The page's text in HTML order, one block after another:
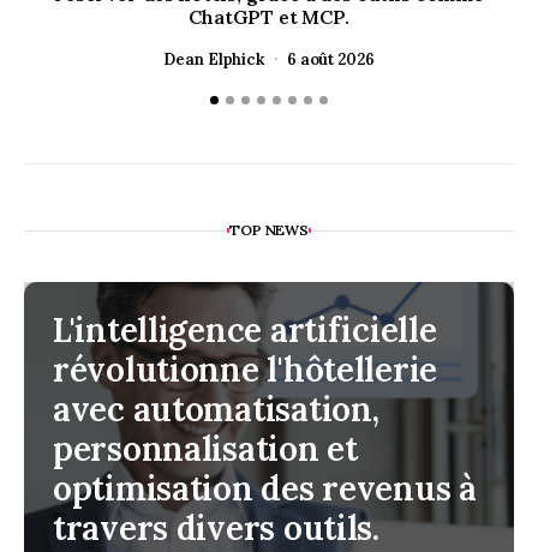
ChatGPT et MCP.
Dean Elphick 6 août 2026
TOP NEWS
L'intelligence artificielle
révolutionne l'hôtellerie
avec automatisation,
personnalisation et
optimisation des revenus à
travers divers outils.